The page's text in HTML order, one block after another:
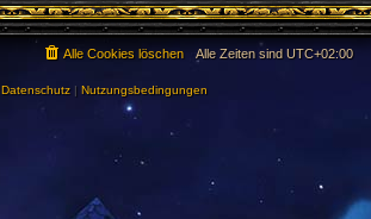
Alle Zeiten sind UTC+02:00
Alle Cookies löschen
Datenschutz| Nutzungsbedingungen